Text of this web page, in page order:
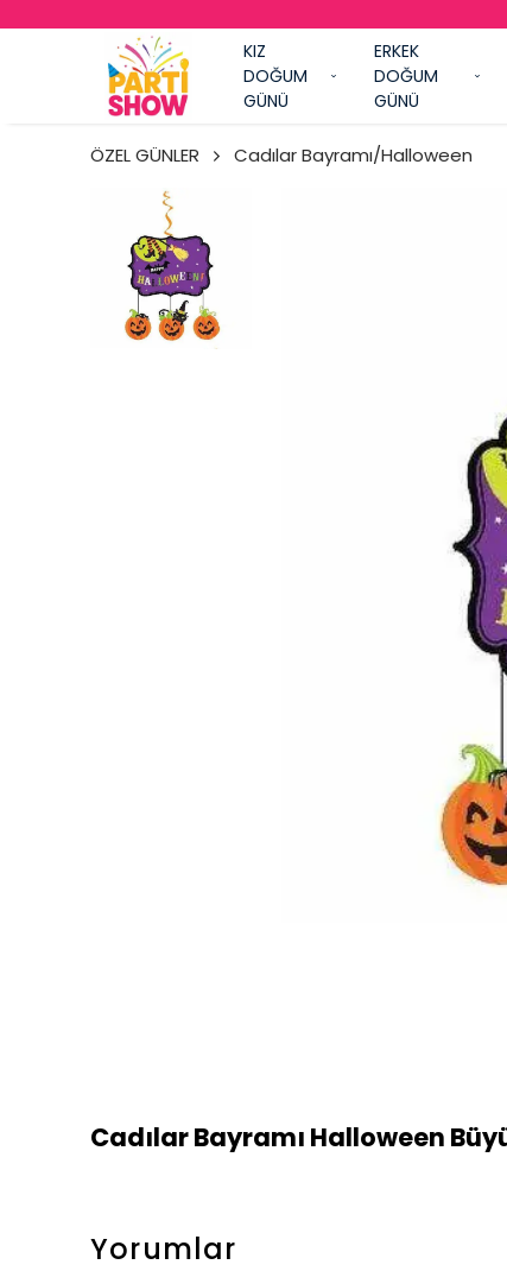
KIZ
DOĞUM
GÜNÜ
ERKEK
DOĞUM
GÜNÜ
ÖZEL GÜNLER Cadılar Bayramı/Halloween
Cadılar Bayramı Halloween
Yorumlar